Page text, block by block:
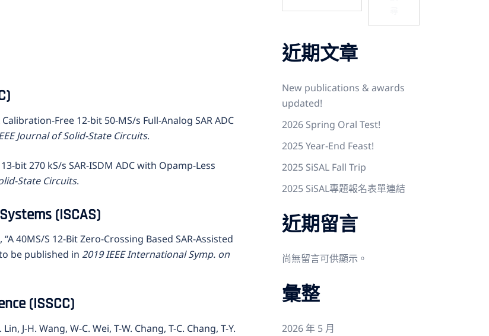
Calibration-Free 12-bit 50-MS/s Full-Analog SAR ADC
Journal of Solid-State Circuits.
13-bit 270 kS/s SAR-ISDM ADC with Opamp-Less
State Circuits.
(ISCAS)
, “A 40MS/S 12-Bit Zero-Crossing Based SAR-Assisted
be published in 2019 IEEE International Symp. on
(ISSCC)
J-H. Wang, W-C. Wei, T-W. Chang, T-C. Chang, T-Y.
近期文章
New publications & awards
updated!
2026 Spring Oral Test!
2025 Year-End Feast!
2025 SiSAL Fall Trip
2025 SiSAL專題報名表單連結
近期留言
尚無留言可供顯示。
彙整
2026 年 5 月